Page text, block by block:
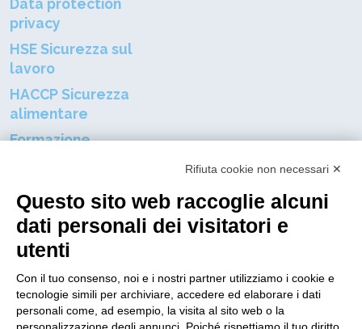
Data protection
privacy
HSE Sicurezza sul
lavoro
HACCP Sicurezza
alimentare
Formazione
Resta connnesso al mondo DGP
Nome
Indirizzo E-mail
Rifiuta cookie non necessari ✕
Questo sito web raccoglie alcuni
dati personali dei visitatori e
utenti
Con il tuo consenso, noi e i nostri partner utilizziamo i cookie e
tecnologie simili per archiviare, accedere ed elaborare i dati
personali come, ad esempio, la visita al sito web o la